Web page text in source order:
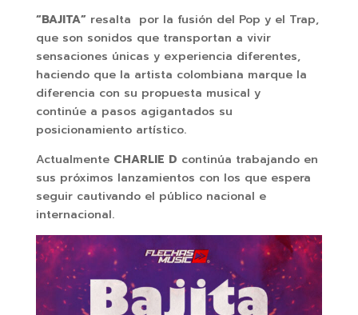
“BAJITA” resalta por la fusión del Pop y el Trap,
que son sonidos que transportan a vivir
sensaciones únicas y experiencia diferentes,
haciendo que la artista colombiana marque la
diferencia con su propuesta musical y
continúe a pasos agigantados su
posicionamiento artístico.
Actualmente CHARLIE D continúa trabajando en
sus próximos lanzamientos con los que espera
seguir cautivando el público nacional e
internacional.